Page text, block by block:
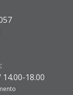
18.00